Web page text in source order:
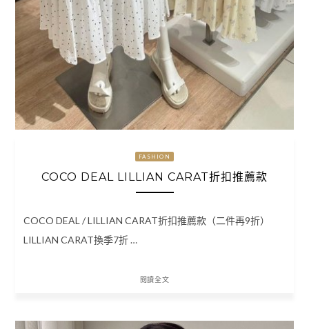
FASHION
COCO DEAL LILLIAN CARAT折扣推薦款
COCO DEAL / LILLIAN CARAT折扣推薦款（二件再9折）
LILLIAN CARAT換季7折 …
閱讀全文